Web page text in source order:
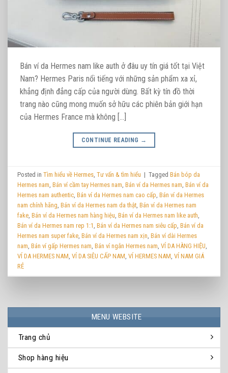
Bán ví da Hermes nam like auth ở đâu uy tín giá tốt tại Việt
Nam? Hermes Paris nổi tiếng với những sản phẩm xa xỉ,
khẳng định đẳng cấp của người dùng. Bất kỳ tín đồ thời
trang nào cũng mong muốn sở hữu các phiên bản giới hạn
của Hermes France mà không […]
CONTINUE READING →
Posted inTìm hiểu về Hermes ,Tư vấn & tìm hiểu | TaggedBán bóp da
Hermes nam ,Bán ví cầm tay Hermes nam ,Bán ví da Hermes nam ,Bán ví da
Hermes nam authentic ,Bán ví da Hermes nam cao cấp ,Bán ví da Hermes
nam chính hãng ,Bán ví da Hermes nam da thật ,Bán ví da Hermes nam
fake ,Bán ví da Hermes nam hàng hiệu ,Bán ví da Hermes nam like auth
Bán ví da Hermes nam rep 1:1 ,Bán ví da Hermes nam siêu cấp ,Bán ví da
Hermes nam super fake ,Bán ví da Hermes nam xịn ,Bán ví dài Hermes
nam ,Bán ví gấp Hermes nam ,Bán ví ngắn Hermes nam ,VÍ DA HÀNG HIỆU
VÍ DA HERMES NAM ,VÍ DA SIÊU CẤP NAM ,VÍ HERMES NAM ,VÍ NAM GIÁ
RẺ
MENU WEBSITE
Trang chủ
Shop hàng hiệu